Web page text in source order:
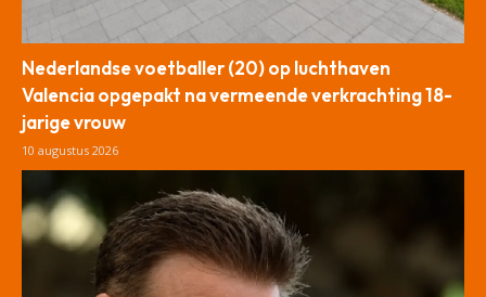
Nederlandse voetballer (20) op luchthaven
Valencia opgepakt na vermeende verkrachting 18-
jarige vrouw
10 augustus 2026